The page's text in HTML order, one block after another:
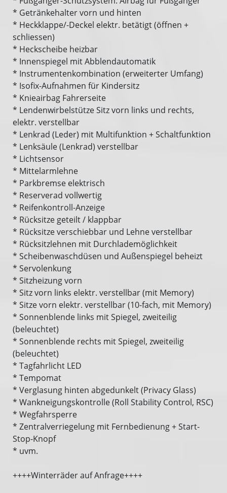
* Getränkehalter vorn und hinten
* Heckklappe/-Deckel elektr. betätigt (öffnen +
schliessen)
* Heckscheibe heizbar
* Innenspiegel mit Abblendautomatik
* Instrumentenkombination (erweiterter Umfang)
* Isofix-Aufnahmen für Kindersitz
* Knieairbag Fahrerseite
* Lendenwirbelstütze Sitz vorn links und rechts,
elektr. verstellbar
* Lenkrad (Leder) mit Multifunktion + Schaltfunktion
* Lenksäule (Lenkrad) verstellbar
* Lichtsensor
* Mittelarmlehne
* Parkbremse elektrisch
* Reserverad vollwertig
* Reifenkontroll-Anzeige
* Rücksitze geteilt / klappbar
* Rücksitze verschiebbar und Lehne verstellbar
* Rücksitzlehnen mit Durchlademöglichkeit
* Scheibenwaschdüsen und Außenspiegel beheizt
* Servolenkung
* Sitzheizung vorn
* Sitz vorn links elektr. verstellbar (mit Memory)
* Sitze vorn elektr. verstellbar (10-fach, mit Memory)
* Sonnenblende links mit Spiegel, zweiteilig
(beleuchtet)
* Sonnenblende rechts mit Spiegel, zweiteilig
(beleuchtet)
* Tagfahrlicht LED
* Tempomat
* Verglasung hinten abgedunkelt (Privacy Glass)
* Wankneigungskontrolle (Roll Stability Control, RSC)
* Wegfahrsperre
* Zentralverriegelung mit Fernbedienung + Start-
Stop-Knopf
* uvm.
++++Winterräder auf Anfrage++++